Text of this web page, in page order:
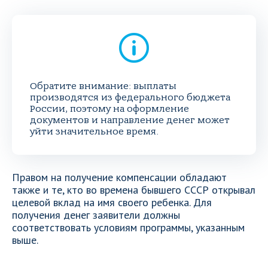
Обратите внимание: выплаты
производятся из федерального бюджета
России, поэтому на оформление
документов и направление денег может
уйти значительное время.
Правом на получение компенсации обладают
также и те, кто во времена бывшего СССР открывал
целевой вклад на имя своего ребенка. Для
получения денег заявители должны
соответствовать условиям программы, указанным
выше.